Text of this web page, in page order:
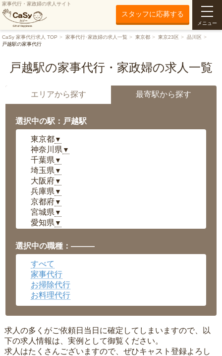
家事代行・家政婦の求人サイト
スタッフに応募する
メニュー
CaSy 家事代行求人 TOP 家事代行･家政婦の求人一覧 東京都 東京23区
品川区
戸越駅の家事代行
戸越駅の家事代行・家政婦の求人一覧
エリアから探す 最寄駅から探す
選択中の駅：戸越駅
東京都▼
神奈川県 ▼
千葉県 ▼
埼玉県 ▼
大阪府▼
兵庫県 ▼
京都府▼
宮城県 ▼
愛知県 ▼
岡山県▼
広島県▼
沖縄県
選択中の職種：———
すべて
家事代行
お掃除代行
お料理代行
求人の多くがご依頼日当日に確定してしまいますので、以
下の求人情報は、実例として御覧ください。
求人はたくさんございますので、ぜひキャスト登録よろし